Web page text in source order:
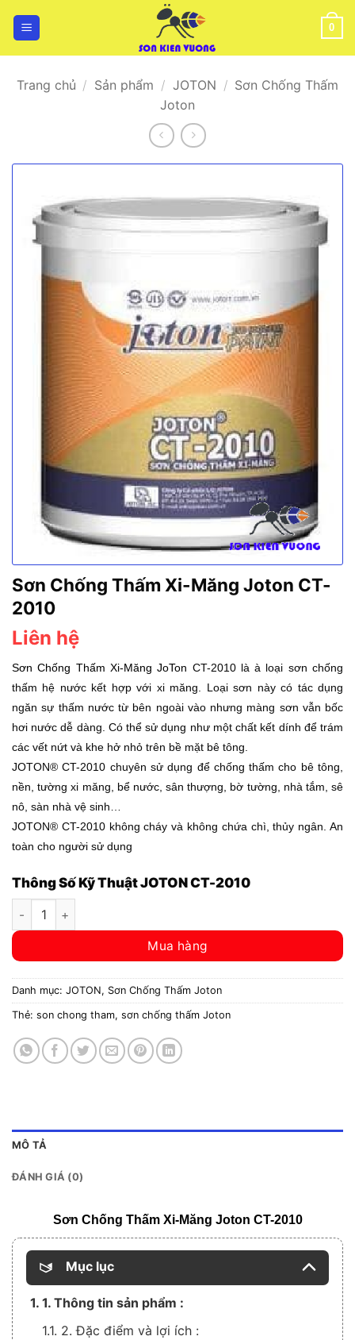
0
Trang chủ / Sản phẩm / JOTON / Sơn Chống Thấm
Joton
Sơn Chống Thấm Xi-Măng Joton CT-
2010
Liên hệ
Sơn Chống Thấm Xi-Măng JoTon CT-2010là à loại sơn chống
thấm hệ nước kết hợp với xi măng. Loại sơn này có tác dụng
ngăn sự thấm nước từ bên ngoài vào nhưng màng sơn vẫn bốc
hơi nước dễ dàng. Có thể sử dụng như một chất kết dính để trám
các vết nứt và khe hở nhỏ trên bề mặt bê tông.
JOTON® CT-2010 chuyên sử dụng để chống thấm cho bê tông,
nền, tường xi măng, bể nước, sân thượng, bờ tường, nhà tắm, sê
nô, sàn nhà vệ sinh…
JOTON® CT-2010 không cháy và không chứa chì, thủy ngân. An
toàn cho người sử dụng
Thông Số Kỹ Thuật JOTON CT-2010
Sơn Chống Thấm Xi-Măng Joton CT-2010 số lượng
Mua hàng
Danh mục: JOTON, Sơn Chống Thấm Joton
Thẻ: son chong tham, sơn chống thấm Joton
MÔ TẢ
ĐÁNH GIÁ (0)
Sơn Chống Thấm Xi-Măng Joton CT-2010
Mục lục
1. 1. Thông tin sản phẩm :
1.1. 2. Đặc điểm và lợi ích :